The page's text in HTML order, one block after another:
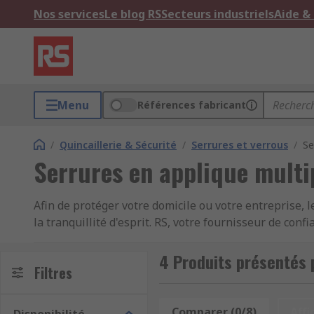
Nos servicesLe blog RSSecteurs industrielsAide
Menu Références fabricant
/ Quincaillerie & Sécurité / Serrures et verrous /
Serrures en applique
Afin de protéger votre domicile ou votre entreprise,
la tranquillité d'esprit. RS, votre fournisseur de
Pourquoi choisir RS pour ses systèmes de
Sécurité avancée :
Nos systèmes de verrouillage
Filtres 4 Produits présentés